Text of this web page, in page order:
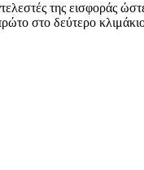
της εισφοράς
στο δεύτερο